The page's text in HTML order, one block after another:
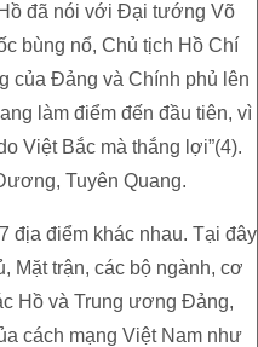
đã nói với Đại tướng Võ
bùng nổ, Chủ tịch Hồ Chí
của Đảng và Chính phủ lên
làm điểm đến đầu tiên, vì
Việt Bắc mà thắng lợi”(4).
Tuyên Quang.
địa điểm khác nhau. Tại đây
Mặt trận, các bộ ngành, cơ
Hồ và Trung ương Đảng,
cách mạng Việt Nam như